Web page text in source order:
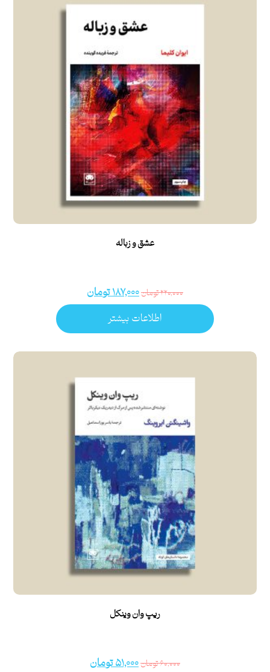
عشق و زباله
۲۲۰,۰۰۰تومان۱۸۷,۰۰۰تومان
اطلاعات بیشتر
ریپ وان وینکل
۶۰,۰۰۰تومان۵۱,۰۰۰تومان